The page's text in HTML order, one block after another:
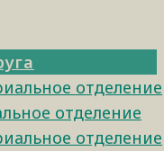
отделение
отделение
отделение